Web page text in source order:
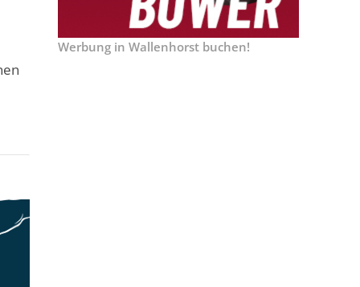
Werbung in Wallenhorst buchen!